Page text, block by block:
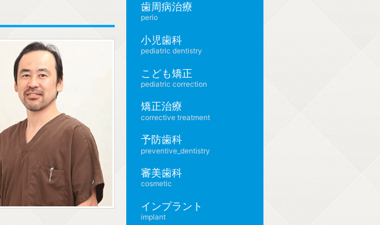
歯周病治療
perio
小児歯科
pediatric dentistry
こども矯正
pediatric correction
矯正治療
corrective treatment
予防歯科
preventive_dentistry
審美歯科
cosmetic
インプラント
implant